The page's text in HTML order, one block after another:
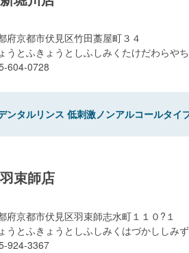
府京都市伏見区竹田藁屋町３４
うとふきょうとしふしみくたけだわらや
604-0728
ンタルリンス 低刺激ノンアルコールタイ
束師店
府京都市伏見区羽束師志水町１１０?１
うとふきょうとしふしみくはづかししみ
924-3367